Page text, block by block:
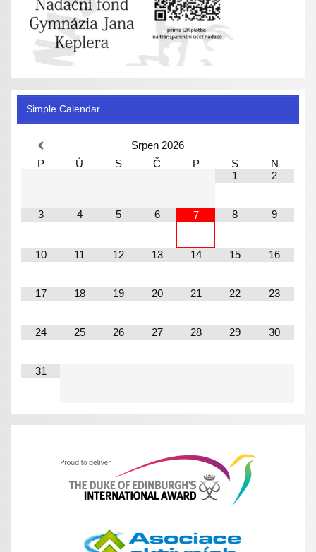
Simple Calendar
Srpen 2026
P
Ú S Č P S
N
1
2
3 4 5 6 7 8 9
10 11 12 13 14 15 16
17 18 19 20 21 22 23
24 25 26 27 28 29 30
31